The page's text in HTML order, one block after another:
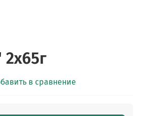
в сравнение